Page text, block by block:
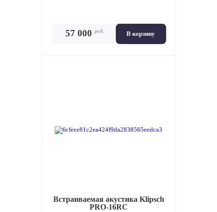
В корзину
57 000 руб.
Встраиваемая акустикаKlipsch
PRO-16RC